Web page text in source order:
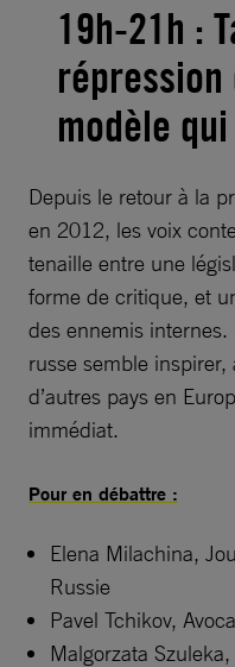
19h-21h :
modèle
Depuis le retour à la
en 2012, les voix
tenaille entre une
forme de critique, et
des ennemis internes.
russe semble
d’autres pays en
immédiat.
Pour en débattre :
Elena Milachina,
Russie
Pavel Tchikov,
Malgorzata